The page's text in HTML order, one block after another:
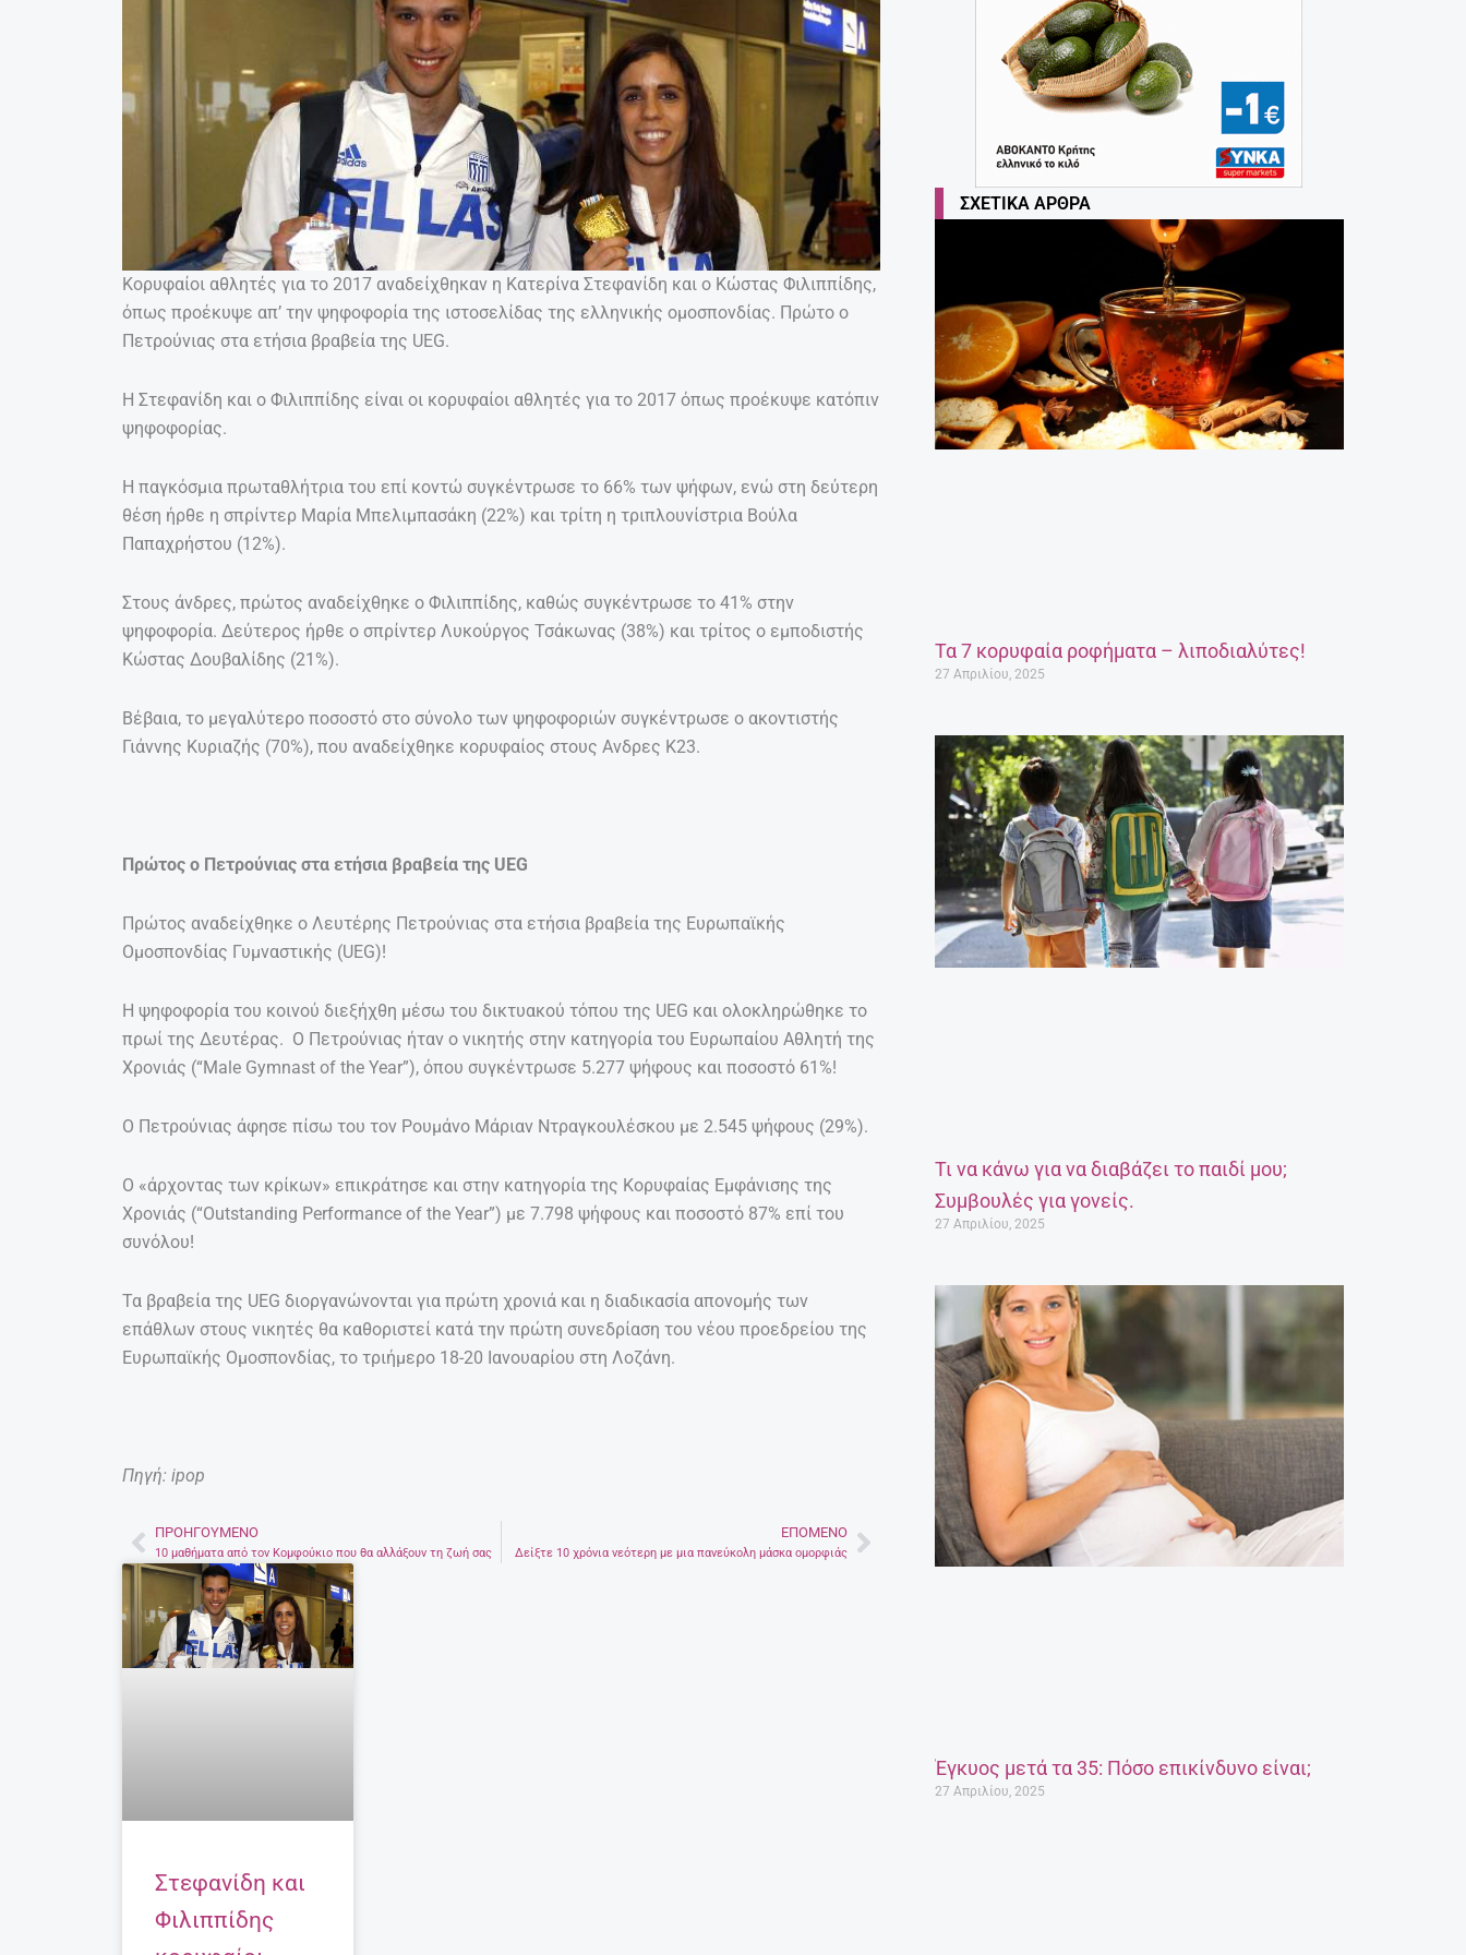
Κορυφαίοι αθλητές για το 2017 αναδείχθηκαν η Κατερίνα Στεφανίδη και ο Κώστας Φιλιππίδης,
όπως προέκυψε απ’ την ψηφοφορία της ιστοσελίδας της ελληνικής ομοσπονδίας. Πρώτο ο
Πετρούνιας στα ετήσια βραβεία της UEG.
Η Στεφανίδη και ο Φιλιππίδης είναι οι κορυφαίοι αθλητές για το 2017 όπως προέκυψε κατόπιν
ψηφοφορίας.
Η παγκόσμια πρωταθλήτρια του επί κοντώ συγκέντρωσε το 66% των ψήφων, ενώ στη δεύτερη
θέση ήρθε η σπρίντερ Μαρία Μπελιμπασάκη (22%) και τρίτη η τριπλουνίστρια Βούλα
Παπαχρήστου (12%).
Στους άνδρες, πρώτος αναδείχθηκε ο Φιλιππίδης, καθώς συγκέντρωσε το 41% στην
ψηφοφορία. Δεύτερος ήρθε ο σπρίντερ Λυκούργος Τσάκωνας (38%) και τρίτος ο εμποδιστής
Κώστας Δουβαλίδης (21%).
Βέβαια, το μεγαλύτερο ποσοστό στο σύνολο των ψηφοφοριών συγκέντρωσε ο ακοντιστής
Γιάννης Κυριαζής (70%), που αναδείχθηκε κορυφαίος στους Ανδρες Κ23.
Πρώτος ο Πετρούνιας στα ετήσια βραβεία της UEG
Πρώτος αναδείχθηκε ο Λευτέρης Πετρούνιας στα ετήσια βραβεία της Ευρωπαϊκής
Ομοσπονδίας Γυμναστικής (UEG)!
Η ψηφοφορία του κοινού διεξήχθη μέσω του δικτυακού τόπου της UEG και ολοκληρώθηκε το
πρωί της Δευτέρας. Ο Πετρούνιας ήταν ο νικητής στην κατηγορία του Ευρωπαίου Αθλητή της
Χρονιάς (“Male Gymnast of the Year”), όπου συγκέντρωσε 5.277 ψήφους και ποσοστό 61%!
Ο Πετρούνιας άφησε πίσω του τον Ρουμάνο Μάριαν Ντραγκουλέσκου με 2.545 ψήφους (29%).
Ο «άρχοντας των κρίκων» επικράτησε και στην κατηγορία της Κορυφαίας Εμφάνισης της
Χρονιάς (“Outstanding Performance of the Year”) με 7.798 ψήφους και ποσοστό 87% επί του
συνόλου!
Τα βραβεία της UEG διοργανώνονται για πρώτη χρονιά και η διαδικασία απονομής των
επάθλων στους νικητές θα καθοριστεί κατά την πρώτη συνεδρίαση του νέου προεδρείου της
Ευρωπαϊκής Ομοσπονδίας, το τριήμερο 18-20 Ιανουαρίου στη Λοζάνη.
Πηγή: ipop
Prev
ΠΡΟΗΓΟΎΜΕΝΟ
10 μαθήματα από τον Κομφούκιο που θα αλλάξουν τη ζωή σας
ΕΠΌΜΕΝΟ
Δείξτε 10 χρόνια νεότερη με μια πανεύκολη μάσκα ομορφιάςNext
Στεφανίδη και
Φιλιππίδης
ΣΧΕΤΙΚΆ ΆΡΘΡΑ
Τα 7 κορυφαία ροφήματα – λιποδιαλύτες!
27 Απριλίου, 2025
Τι να κάνω για να διαβάζει το παιδί μου;
Συμβουλές για γονείς.
27 Απριλίου, 2025
Έγκυος μετά τα 35: Πόσο επικίνδυνο είναι;
27 Απριλίου, 2025